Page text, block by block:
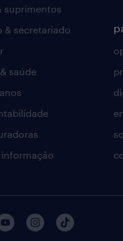
suprimentos
& secretariado
saúde